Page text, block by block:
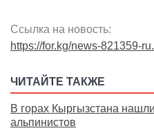
Ссылка на новость:
https://for.kg/news-821359-
ЧИТАЙТЕ ТАКЖЕ
В горах Кыргызстана
альпинистов